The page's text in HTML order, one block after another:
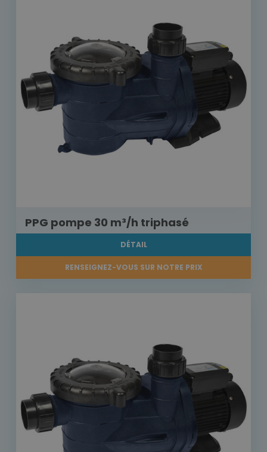
PPG pompe 30 m³/h triphasé
DÉTAIL
RENSEIGNEZ-VOUS SUR NOTRE PRIX